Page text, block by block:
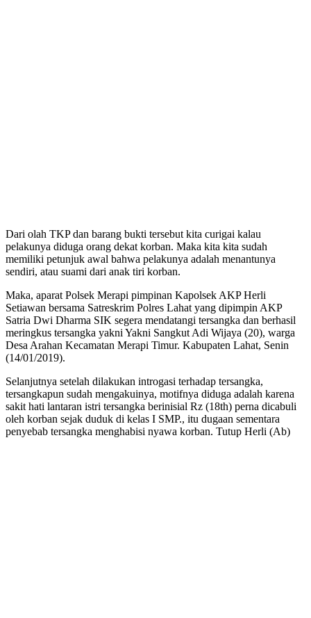
Dari olah TKP dan barang bukti tersebut kita curigai kalau
pelakunya diduga orang dekat korban. Maka kita kita sudah
memiliki petunjuk awal bahwa pelakunya adalah menantunya
sendiri, atau suami dari anak tiri korban.
Maka, aparat Polsek Merapi pimpinan Kapolsek AKP Herli
Setiawan bersama Satreskrim Polres Lahat yang dipimpin AKP
Satria Dwi Dharma SIK segera mendatangi tersangka dan berhasil
meringkus tersangka yakni Yakni Sangkut Adi Wijaya (20), warga
Desa Arahan Kecamatan Merapi Timur. Kabupaten Lahat, Senin
(14/01/2019).
Selanjutnya setelah dilakukan introgasi terhadap tersangka,
tersangkapun sudah mengakuinya, motifnya diduga adalah karena
sakit hati lantaran istri tersangka berinisial Rz (18th) perna dicabuli
oleh korban sejak duduk di kelas I SMP., itu dugaan sementara
penyebab tersangka menghabisi nyawa korban. Tutup Herli (Ab)